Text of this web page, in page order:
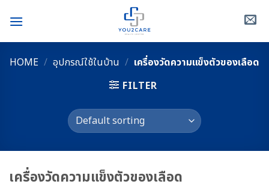
HOME / อุปกรณ์ใช้ในบ้าน / เครื่องวัดความแข็งตัวของเลือด
FILTER
เครื่องวัดความแข็งตัวของเลือด